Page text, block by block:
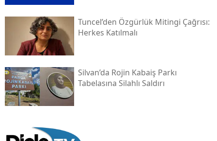
Tuncel’den Özgürlük Mitingi Çağrısı:
Herkes Katılmalı
Silvan’da Rojin Kabaiş Parkı
Tabelasına Silahlı Saldırı